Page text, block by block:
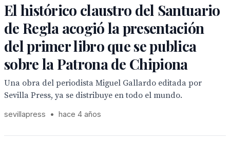
El histórico claustro del Santuario
de Regla acogió la presentación
del primer libro que se publica
sobre la Patrona de Chipiona
Una obra del periodista Miguel Gallardo editada por
Sevilla Press, ya se distribuye en todo el mundo.
sevillapress • hace 4 años